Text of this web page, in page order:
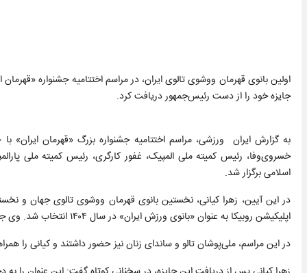
جایزه خود را از دست رئیس‌جمهور دریافت کرد.
به گزارش ایران ورزشی، مراسم اختتامیه جشنواره بزرگ «قهرمان
خسروی‌وفا، رئیس کمیته ملی المپیک، غفور کارگری، رئیس کمیته ملی
اسلامی برگزار شد.
در این آیین، زهرا کیانی، نخستین بانوی قهرمان ووشوی تالوی جهان و
اپلیکیشن روبیکا به عنوان «بانوی ورزش ایران» در سال ۱۴۰۴ انتخاب شد. وی جایزه خود را از دستان مسعود پزشکیان، رئیس‌جمهوری اسلامی ایران دریافت کرد.
در این مراسم، ملی‌پوشان تالو و ساندای زنان نیز حضور داشتند و کیانی را